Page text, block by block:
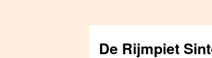
content
De Rijmpiet